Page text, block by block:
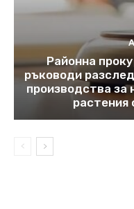
Районна
ръководи
производства за
растения